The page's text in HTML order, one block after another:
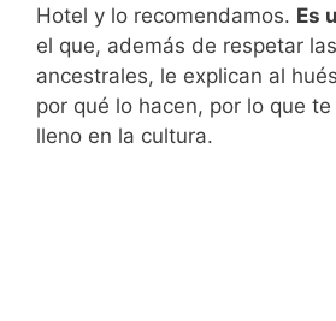
Hotel y lo recomendamos. Es
el que, además de respetar
ancestrales, le explican al
por qué lo hacen, por lo que
lleno en la cultura.